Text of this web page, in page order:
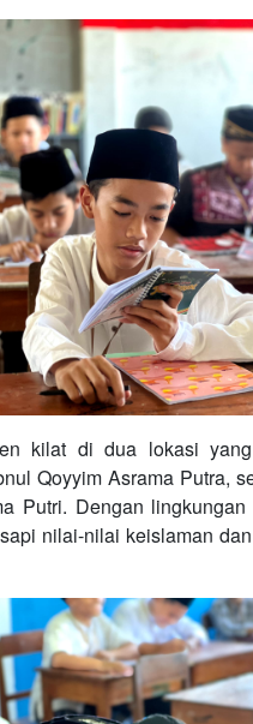
kilat di dua lokasi
Qoyyim Asrama Putra,
Putri. Dengan
nilai-nilai keislaman